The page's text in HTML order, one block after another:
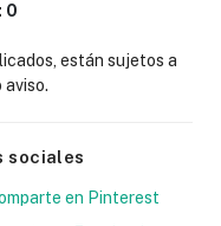
0
están sujetos a
aviso.
sociales